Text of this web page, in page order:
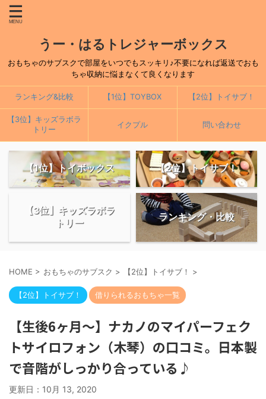
うー・はるトレジャーボックス
おもちゃのサブスクで部屋をいつでもスッキリ♪不要になれば返送でおも
ちゃ収納に悩まなくて良くなります
ランキング&比較 【1位】TOYBOX 【2位】トイサブ！
【3位】キッズラボラ
トリー
イクプル 問い合わせ
【1位】トイボックス 【2位】トイサブ！
【3位】キッズラボラ
トリー
ランキング・比較
HOME > おもちゃのサブスク > 【2位】トイサブ！ >
【2位】トイサブ！ 借りられるおもちゃ一覧
【生後6ヶ月〜】ナカノのマイパーフェク
トサイロフォン（木琴）の口コミ。日本製
で音階がしっかり合っている♪
更新日： 10月 13, 2020